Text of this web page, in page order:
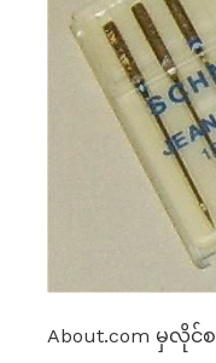
About.com မှလိုင်